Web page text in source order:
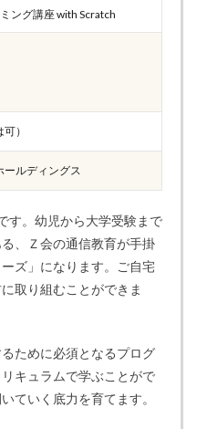
ング講座 with Scratch
）
ールディングス
す。幼児から大学受験まで
、Ｚ会の通信教育が手掛
ズ」になります。ご自宅
取り組むことができま
ために必須となるプログ
キュラムで学ぶことがで
ていく底力を育てます。